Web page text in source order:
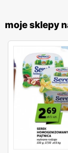
moje sklepy